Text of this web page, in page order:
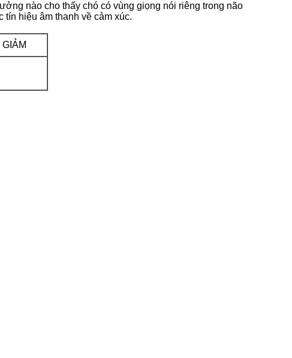
nào cho thấy chó có vùng giọng nói riêng trong não
hiệu âm thanh về cảm xúc.